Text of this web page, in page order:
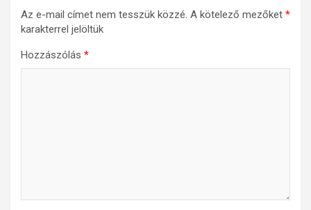
Az e-mail címet nem tesszük közzé. A kötelező mezőket *
karakterrel jelöltük
Hozzászólás *